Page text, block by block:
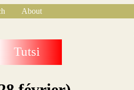
About
Tutsi